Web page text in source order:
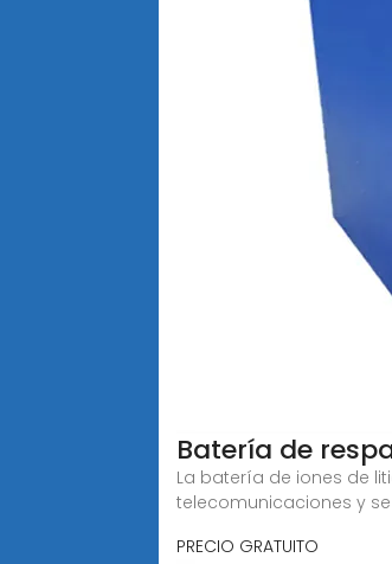
Batería de
La batería de iones de
telecomunicaciones y
PRECIO GRATUITO